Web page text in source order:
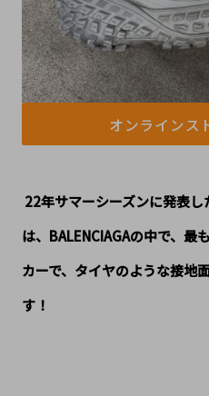
オンラインス
は、BALENCIAGAの中で、最
カーで、タイヤのような接地
す！